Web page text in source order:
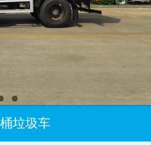
垃圾车